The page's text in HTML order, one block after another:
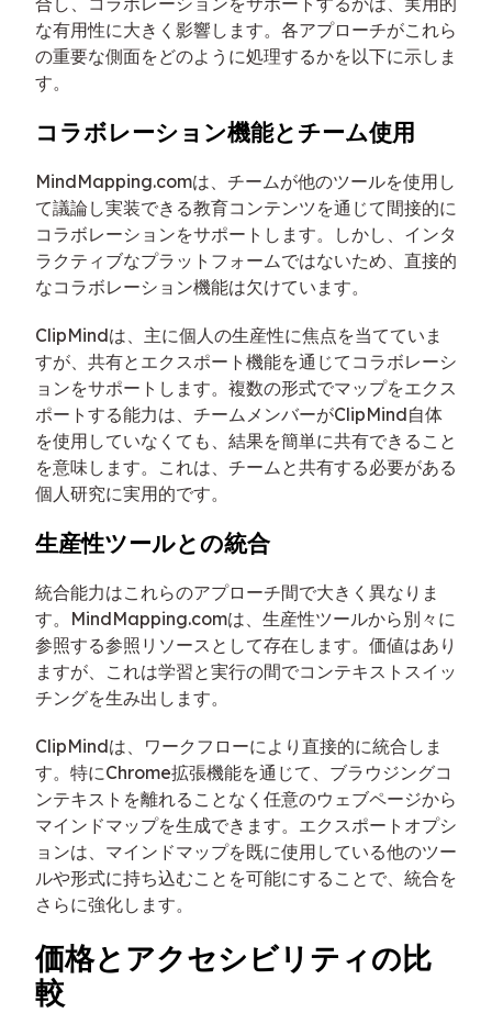
な有用性に大きく影響します。各アプローチがこれら
の重要な側面をどのように処理するかを以下に示しま
す。
コラボレーション機能とチーム使用
MindMapping.comは、チームが他のツールを使用し
て議論し実装できる教育コンテンツを通じて間接的に
コラボレーションをサポートします。しかし、インタ
ラクティブなプラットフォームではないため、直接的
なコラボレーション機能は欠けています。
ClipMindは、主に個人の生産性に焦点を当てていま
すが、共有とエクスポート機能を通じてコラボレーシ
ョンをサポートします。複数の形式でマップをエクス
ポートする能力は、チームメンバーがClipMind自体
を使用していなくても、結果を簡単に共有できること
を意味します。これは、チームと共有する必要がある
個人研究に実用的です。
生産性ツールとの統合
統合能力はこれらのアプローチ間で大きく異なりま
す。MindMapping.comは、生産性ツールから別々に
参照する参照リソースとして存在します。価値はあり
ますが、これは学習と実行の間でコンテキストスイッ
チングを生み出します。
ClipMindは、ワークフローにより直接的に統合しま
す。特にChrome拡張機能を通じて、ブラウジングコ
ンテキストを離れることなく任意のウェブページから
マインドマップを生成できます。エクスポートオプシ
ョンは、マインドマップを既に使用している他のツー
ルや形式に持ち込むことを可能にすることで、統合を
さらに強化します。
価格とアクセシビリティの比
較